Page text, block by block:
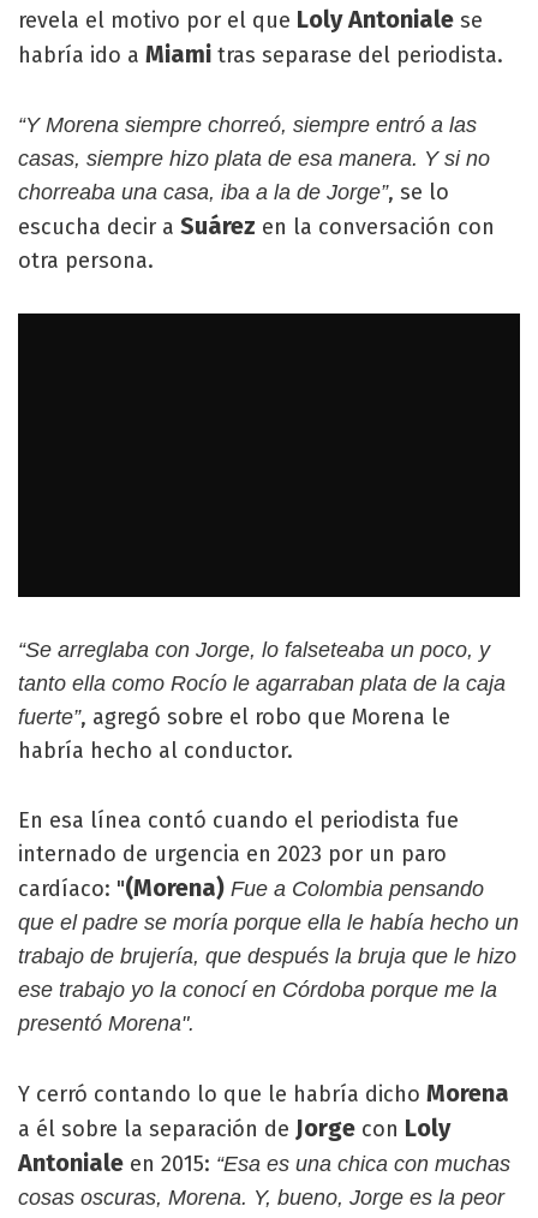
revela el motivo por el que Loly Antoniale se
habría ido a Miami tras separase del periodista.
“Y Morena siempre chorreó, siempre entró a las
casas, siempre hizo plata de esa manera. Y si no
chorreaba una casa, iba a la de Jorge”, se lo
escucha decir a Suárez en la conversación con
otra persona.
“Se arreglaba con Jorge, lo falseteaba un poco, y
tanto ella como Rocío le agarraban plata de la caja
fuerte”, agregó sobre el robo que Morena le
habría hecho al conductor.
En esa línea contó cuando el periodista fue
internado de urgencia en 2023 por un paro
cardíaco: "(Morena) Fue a Colombia pensando
que el padre se moría porque ella le había hecho un
trabajo de brujería, que después la bruja que le hizo
ese trabajo yo la conocí en Córdoba porque me la
presentó Morena".
Y cerró contando lo que le habría dicho Morena
a él sobre la separación de Jorge con Loly
Antoniale en 2015: “Esa es una chica con muchas
cosas oscuras, Morena. Y, bueno, Jorge es la peor